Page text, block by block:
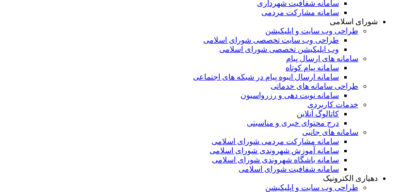
سامانه شفافیت شهرداری
سامانه مشارکت مردمی
شورای اسلامی
طراحی وب سایت و اپلیکیشن
طراحی وب سایت تخصصی شورای اسلامی
وب اپلیکیشن تخصصی شورای اسلامی
سامانه های ارسال پیام
سامانه پیام کوتاه
سامانه ارسال انبوه پیام در شبکه های اجتماعی
طراحی سامانه های خدماتی
سامانه نوبت دهی و رزرواسیون
خدمات کاربردی
کاتالوگ آنلاین
درج محتوای خبری و مناسبتی
سامانه های جانبی
سامانه مشارکت مردمی شورای اسلامی
سامانه آموزش شهروندی شورای اسلامی
سامانه باشگاه شهروندی شورای اسلامی
سامانه شفافیت شورای اسلامی
دهیاری الکترونیک
طراحی وب سایت و اپلیکیشن